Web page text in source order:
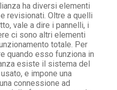
ha diversi elementi
revisionati. Oltre a quelli
vale a dire i pannelli, i
ci sono altri elementi
totale. Per
quando esso funziona in
esiste il sistema del
e impone una
connessione ad